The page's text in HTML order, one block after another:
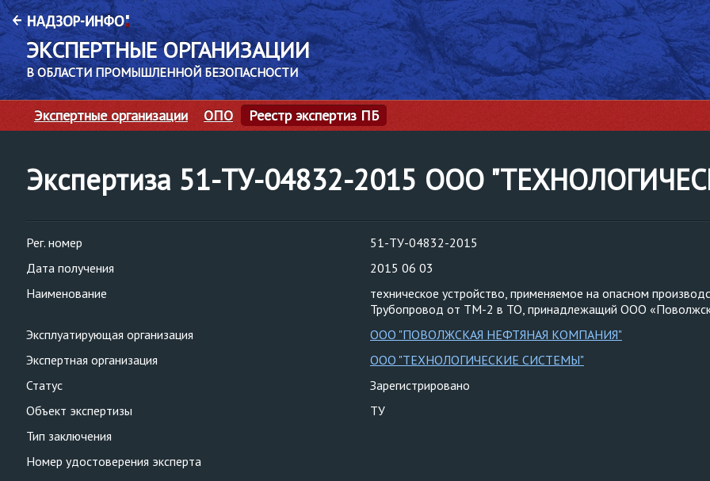
ЭКСПЕРТНЫЕ ОРГАНИЗАЦИИ
В ОБЛАСТИ ПРОМЫШЛЕННОЙ БЕЗОПАСНОСТИ
Экспертные организации ОПО Реестр экспертиз ПБ
Экспертиза 51-ТУ-04832-2015 ООО
Рег. номер
51-ТУ-04832-2015
Дата получения
2015 06 03
Наименование
техническое устройство, применяемое на опасном
Трубопровод от ТМ-2 в ТО, принадлежащий ООО
Эксплуатирующая организация
ООО "ПОВОЛЖСКАЯ НЕФТЯНАЯ КОМПАНИЯ"
Экспертная организация
ООО "ТЕХНОЛОГИЧЕСКИЕ СИСТЕМЫ"
Статус
Зарегистрировано
Объект экспертизы
ТУ
Тип заключения
Номер удостоверения эксперта